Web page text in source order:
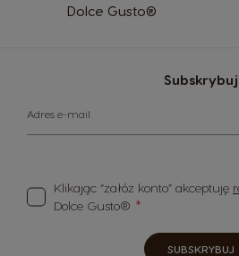
Subskrybuj
Adres e-mail
Klikając “załóż konto” akceptuję
Dolce Gusto®
SUBSKRYBUJ
Dolce Gusto®